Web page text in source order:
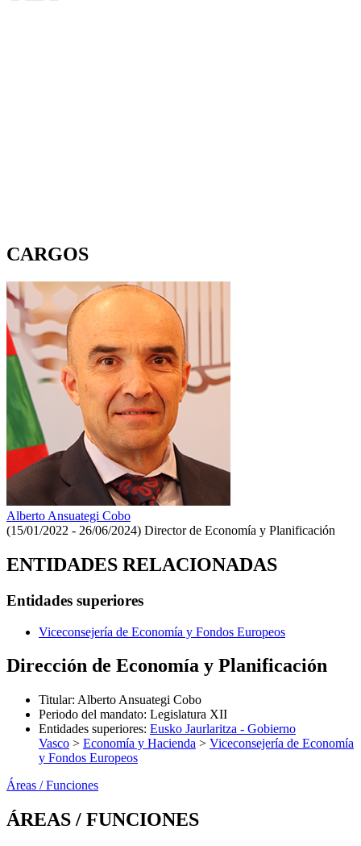
CARGOS
Alberto Ansuategi Cobo
(15/01/2022 - 26/06/2024) Director de Economía y Planificación
ENTIDADES RELACIONADAS
Entidades superiores
Viceconsejería de Economía y Fondos Europeos
Dirección de Economía y Planificación
Titular: Alberto Ansuategi Cobo
Periodo del mandato: Legislatura XII
Entidades superiores: Eusko Jaurlaritza - Gobierno
Vasco > Economía y Hacienda > Viceconsejería de Economía
y Fondos Europeos
Áreas / Funciones
ÁREAS / FUNCIONES